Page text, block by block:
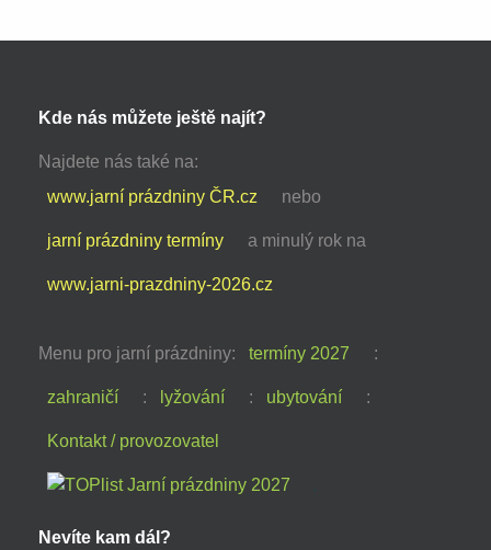
Kde nás můžete ještě najít?
Najdete nás také na:
www.jarní prázdniny ČR.cz
nebo
jarní prázdniny termíny a minulý rok na
www.jarni-prazdniny-2026.cz
Menu pro jarní prázdniny: termíny 2027 :
zahraničí : lyžování : ubytování :
Kontakt / provozovatel
Nevíte kam dál?